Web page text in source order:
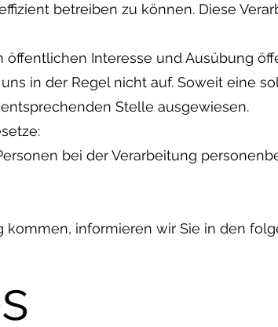
betreiben zu können. Diese
Interesse und Ausübung
in der Regel nicht auf. Soweit eine
Stelle ausgewiesen.
bei der Verarbeitung
informieren wir Sie in den